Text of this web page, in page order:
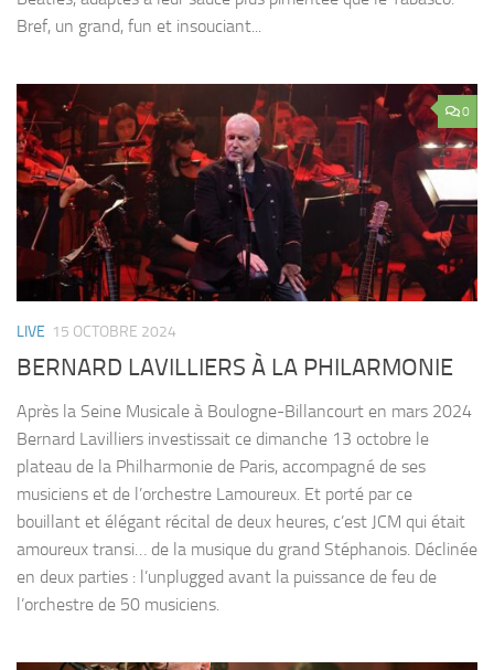
Bref, un grand, fun et insouciant...
0
LIVE 15 OCTOBRE 2024
BERNARD LAVILLIERS À LA PHILARMONIE
Après la Seine Musicale à Boulogne-Billancourt en mars 2024
Bernard Lavilliers investissait ce dimanche 13 octobre le
plateau de la Philharmonie de Paris, accompagné de ses
musiciens et de l’orchestre Lamoureux. Et porté par ce
bouillant et élégant récital de deux heures, c’est JCM qui était
amoureux transi… de la musique du grand Stéphanois. Déclinée
en deux parties : l’unplugged avant la puissance de feu de
l’orchestre de 50 musiciens.